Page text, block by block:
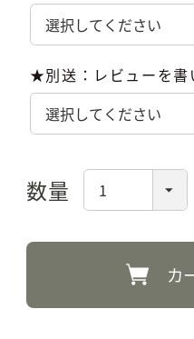
★別送：レビューを書
カ